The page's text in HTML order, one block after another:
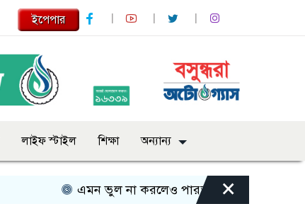
ইপেপার
লাইফ স্টাইল শিক্ষা অন্যান্য
এমন ভুল না করলেও পারতাম : শাকিব খান
×